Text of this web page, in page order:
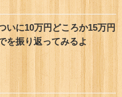
いに10万円どころか15万円
を振り返ってみるよ